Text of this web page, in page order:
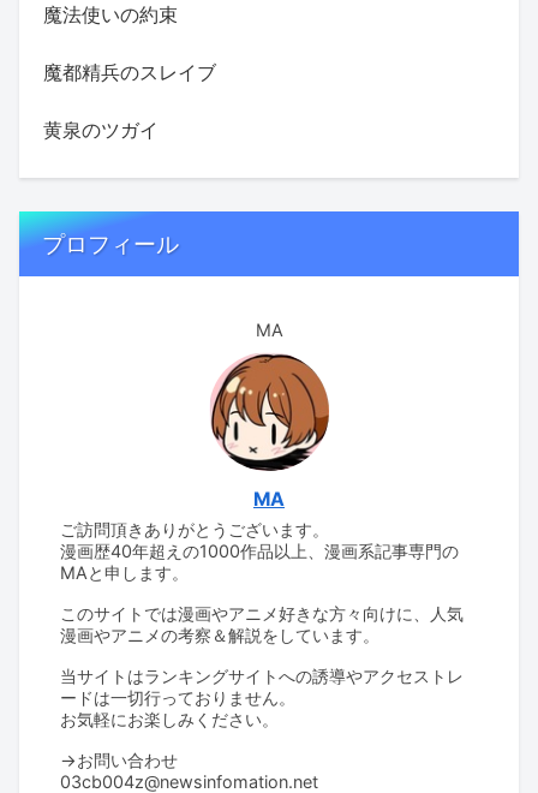
魔法使いの約束
魔都精兵のスレイブ
黄泉のツガイ
プロフィール
MA
MA
ご訪問頂きありがとうございます。
漫画歴40年超えの1000作品以上、漫画系記事専門の
MAと申します。
このサイトでは漫画やアニメ好きな方々向けに、人気
漫画やアニメの考察＆解説をしています。
当サイトはランキングサイトへの誘導やアクセストレ
ードは一切行っておりません。
お気軽にお楽しみください。
→お問い合わせ
03cb004z@newsinfomation.net